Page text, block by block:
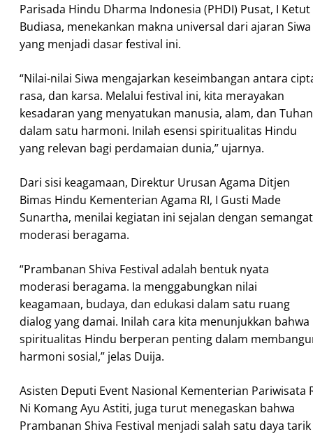
Parisada Hindu Dharma Indonesia (PHDI) Pusat, I Ketut
Budiasa, menekankan makna universal dari ajaran Siwa
yang menjadi dasar festival ini.
“Nilai-nilai Siwa mengajarkan keseimbangan antara
rasa, dan karsa. Melalui festival ini, kita merayakan
kesadaran yang menyatukan manusia, alam, dan Tuhan
dalam satu harmoni. Inilah esensi spiritualitas Hindu
yang relevan bagi perdamaian dunia,” ujarnya.
Dari sisi keagamaan, Direktur Urusan Agama Ditjen
Bimas Hindu Kementerian Agama RI, I Gusti Made
Sunartha, menilai kegiatan ini sejalan dengan semangat
moderasi beragama.
“Prambanan Shiva Festival adalah bentuk nyata
moderasi beragama. Ia menggabungkan nilai
keagamaan, budaya, dan edukasi dalam satu ruang
dialog yang damai. Inilah cara kita menunjukkan bahwa
spiritualitas Hindu berperan penting dalam
harmoni sosial,” jelas Duija.
Asisten Deputi Event Nasional Kementerian Pariwisata
Ni Komang Ayu Astiti, juga turut menegaskan bahwa
Prambanan Shiva Festival menjadi salah satu daya tarik